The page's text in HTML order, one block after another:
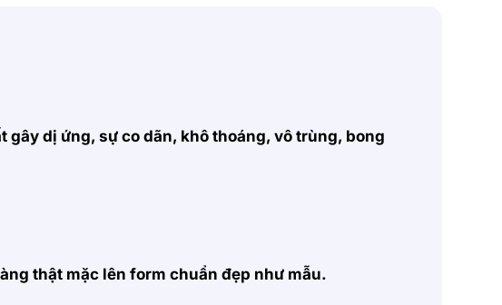
dị ứng, sự co dãn, khô thoáng, vô trùng, bong
thật mặc lên form chuẩn đẹp như mẫu.